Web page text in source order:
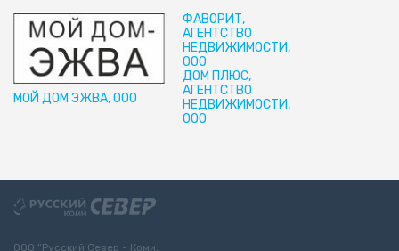
МОЙ ДОМ ЭЖВА, ООО
ФАВОРИТ,
АГЕНТСТВО
НЕДВИЖИМОСТИ,
ООО
ДОМ ПЛЮС,
АГЕНТСТВО
НЕДВИЖИМОСТИ,
ООО
ООО “Русский Север - Коми„